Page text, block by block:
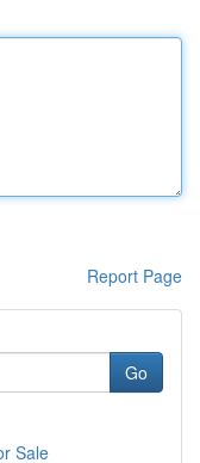
Report Page
Go
Sale